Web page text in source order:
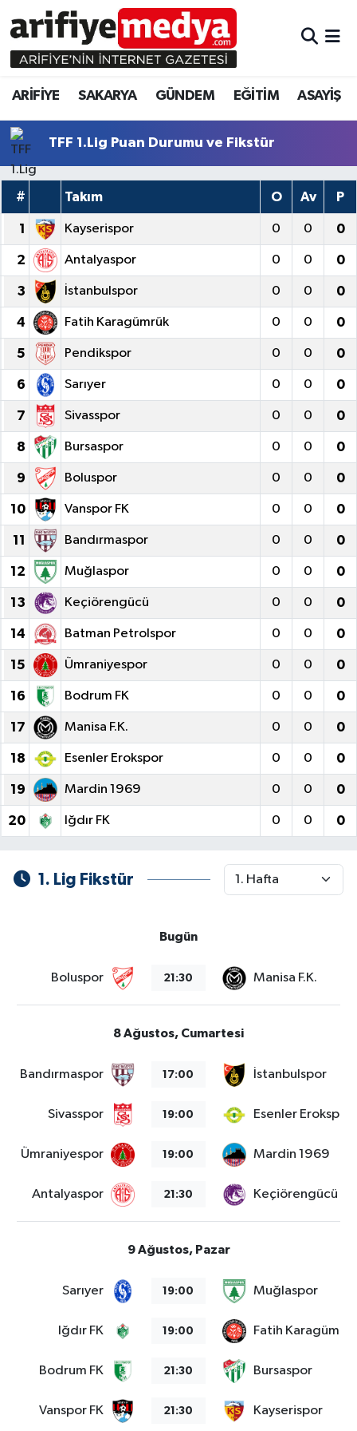
ARİFİYE SAKARYA GÜNDEM EĞİTİM ASAYİŞ
TFF 1.Lig Puan Durumu ve Fikstür
# Takım O Av P
1 Kayserispor 0 0 0
2 Antalyaspor 0 0 0
3 İstanbulspor 0 0 0
4 Fatih Karagümrük 0 0 0
5 Pendikspor 0 0 0
6 Sarıyer 0 0 0
7 Sivasspor 0 0 0
8 Bursaspor 0 0 0
9 Boluspor 0 0 0
10 Vanspor FK 0 0 0
11 Bandırmaspor 0 0 0
12 Muğlaspor 0 0 0
13 Keçiörengücü 0 0 0
14 Batman Petrolspor 0 0 0
15 Ümraniyespor 0 0 0
16 Bodrum FK 0 0 0
17 Manisa F.K. 0 0 0
18 Esenler Erokspor 0 0 0
19 Mardin 1969 0 0 0
20 Iğdır FK 0 0 0
1. Lig Fikstür
Bugün
Boluspor 21:30 Manisa F.K.
8 Ağustos, Cumartesi
Bandırmaspor 17:00 İstanbulspor
Sivasspor 19:00 Esenler Erokspor
Ümraniyespor 19:00 Mardin 1969
Antalyaspor 21:30 Keçiörengücü
9 Ağustos, Pazar
Sarıyer 19:00 Muğlaspor
Iğdır FK 19:00 Fatih Karagümrük
Bodrum FK 21:30 Bursaspor
Vanspor FK 21:30 Kayserispor
ARİFİYE
SAKARYA
GÜNDEM
EĞİTİM
ASAYİŞ
EKONOMİ
ARİFİYE
GÜNDEM
EĞİTİM
EKONOMİ
ASAYİŞ
Sakarya Hava Durumu
Sakarya Namaz Vakitleri
Sakarya Trafik Yoğunluk Haritası
Süper Lig Puan Durumu ve Fikstür
Tüm Manşetler
Son Dakika Haberleri
Haber Arşivi